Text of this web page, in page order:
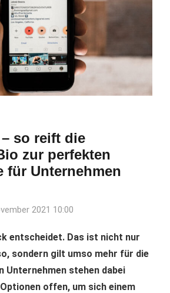
so reift die
zur perfekten
für Unternehmen
2021 10:00
entscheidet. Das ist nicht nur
sondern gilt umso mehr für die
Unternehmen stehen dabei
offen, um sich einem